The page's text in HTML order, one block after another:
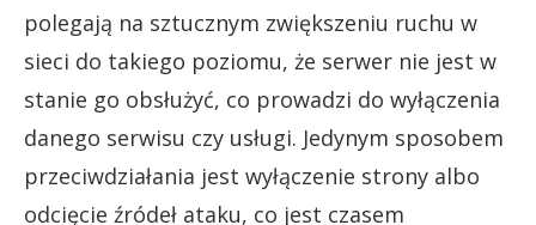
polegają na sztucznym zwiększeniu ruchu w
sieci do takiego poziomu, że serwer nie jest w
stanie go obsłużyć, co prowadzi do wyłączenia
danego serwisu czy usługi. Jedynym sposobem
przeciwdziałania jest wyłączenie strony albo
odcięcie źródeł ataku, co jest czasem